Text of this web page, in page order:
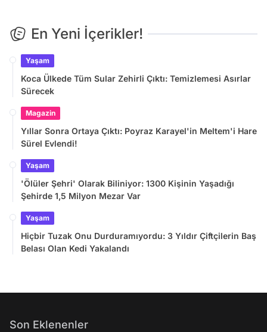
En Yeni İçerikler!
Yaşam
Koca Ülkede Tüm Sular Zehirli Çıktı: Temizlemesi Asırlar
Sürecek
Magazin
Yıllar Sonra Ortaya Çıktı: Poyraz Karayel'in Meltem'i Hare
Sürel Evlendi!
Yaşam
'Ölüler Şehri' Olarak Biliniyor: 1300 Kişinin Yaşadığı
Şehirde 1,5 Milyon Mezar Var
Yaşam
Hiçbir Tuzak Onu Durduramıyordu: 3 Yıldır Çiftçilerin Baş
Belası Olan Kedi Yakalandı
Son Eklenenler